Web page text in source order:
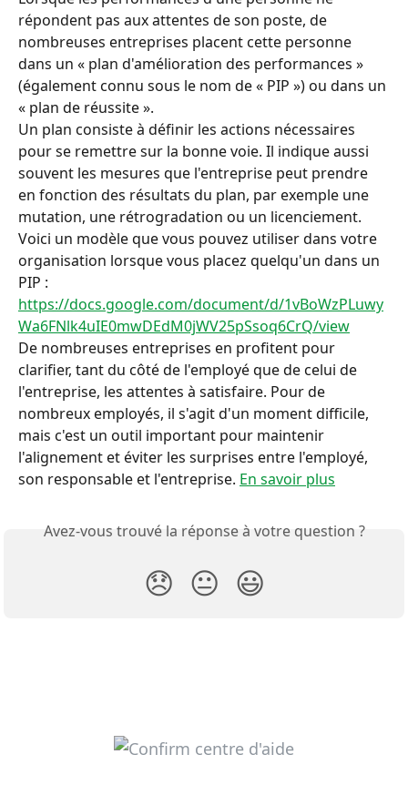
répondent pas aux attentes de son poste, de
nombreuses entreprises placent cette personne
dans un « plan d'amélioration des performances »
(également connu sous le nom de « PIP ») ou dans un
« plan de réussite ».
Un plan consiste à définir les actions nécessaires
pour se remettre sur la bonne voie. Il indique aussi
souvent les mesures que l'entreprise peut prendre
en fonction des résultats du plan, par exemple une
mutation, une rétrogradation ou un licenciement.
Voici un modèle que vous pouvez utiliser dans votre
organisation lorsque vous placez quelqu'un dans un
PIP :
https://docs.google.com/document/d/1vBoWzPLuwy
Wa6FNlk4uIE0mwDEdM0jWV25pSsoq6CrQ/view
De nombreuses entreprises en profitent pour
clarifier, tant du côté de l'employé que de celui de
l'entreprise, les attentes à satisfaire. Pour de
nombreux employés, il s'agit d'un moment difficile,
mais c'est un outil important pour maintenir
l'alignement et éviter les surprises entre l'employé,
son responsable et l'entreprise. En savoir plus
Avez-vous trouvé la réponse à votre question ?
😞 😐 😃